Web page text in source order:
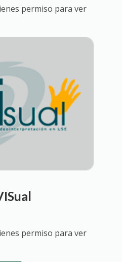
permiso para ver
permiso para ver